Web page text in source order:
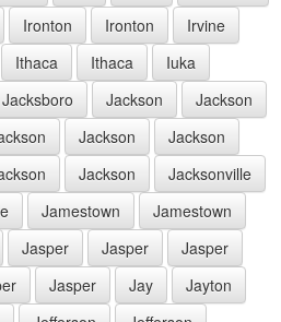
Ironton Ironton
Irvine
Ithaca Ithaca
Iuka
Jacksboro Jackson
Jackson
Jackson
Jackson
Jackson
Jacksonville
Jamestown
Jamestown
Jasper Jasper
Jasper
Jasper Jay
Jayton